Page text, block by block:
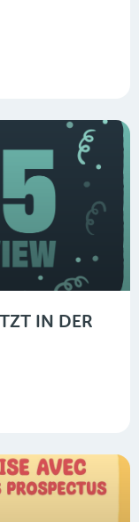
IN DER